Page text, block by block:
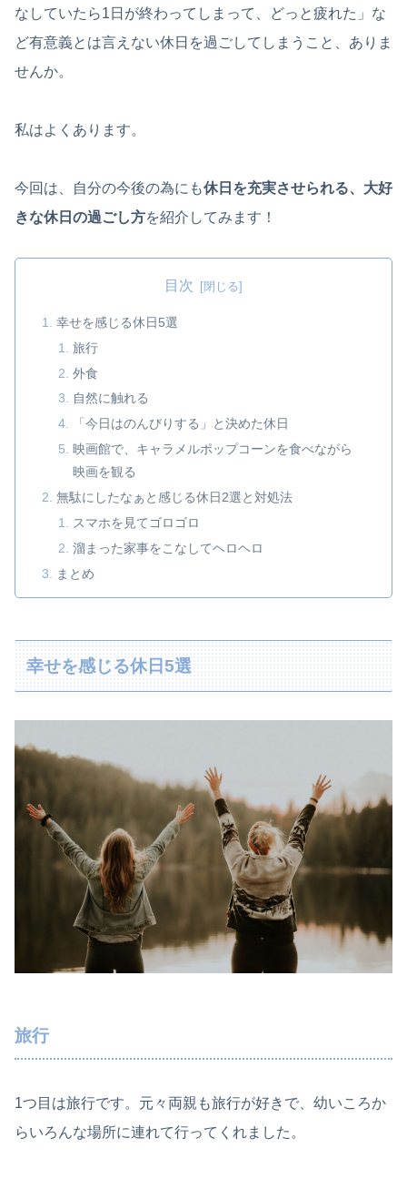
なしていたら1日が終わってしまって、どっと疲れた」な
ど有意義とは言えない休日を過ごしてしまうこと、ありま
せんか。
私はよくあります。
今回は、自分の今後の為にも休日を充実させられる、大好
きな休日の過ごし方を紹介してみます！
目次
幸せを感じる休日5選
旅行
外食
自然に触れる
「今日はのんびりする」と決めた休日
映画館で、キャラメルポップコーンを食べながら
映画を観る
無駄にしたなぁと感じる休日2選と対処法
スマホを見てゴロゴロ
溜まった家事をこなしてヘロヘロ
まとめ
幸せを感じる休日5選
旅行
1つ目は旅行です。元々両親も旅行が好きで、幼いころか
らいろんな場所に連れて行ってくれました。